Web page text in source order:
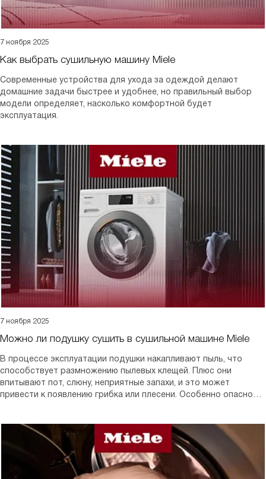
7 ноября 2025
Как выбрать сушильную машину Miele
Современные устройства для ухода за одеждой делают
домашние задачи быстрее и удобнее, но правильный выбор
модели определяет, насколько комфортной будет
эксплуатация.
7 ноября 2025
Можно ли подушку сушить в сушильной машине Miele
В процессе эксплуатации подушки накапливают пыль, что
способствует размножению пылевых клещей. Плюс они
впитывают пот, слюну, неприятные запахи, и это может
привести к появлению грибка или плесени. Особенно опасно
заболеваниями, такими как акне.